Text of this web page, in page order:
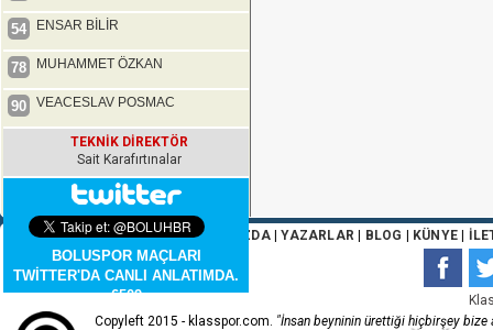
54 ENSAR BİLİR
78 MUHAMMET ÖZKAN
90 VEACESLAV POSMAC
TEKNİK DİREKTÖR
Sait Karafırtınalar
BOLUSPOR MAÇLARI
TWİTTER'DA CANLI ANLATIMDA.
6509
ANA SAYFA|HAKKIMIZDA|YAZARLAR BLOG KÜNYE|
Copyleft 2015 - klasspor.com. "İnsan beyninin ürettiği hiçbirşey bize